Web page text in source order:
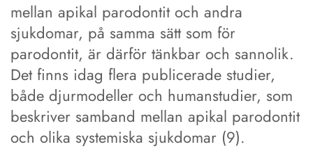
mellan apikal parodontit och andra
sjukdomar, på samma sätt som för
parodontit, är därför tänkbar och sannolik.
Det finns idag flera publicerade studier,
både djurmodeller och humanstudier, som
beskriver samband mellan apikal parodontit
och olika systemiska sjukdomar (9).